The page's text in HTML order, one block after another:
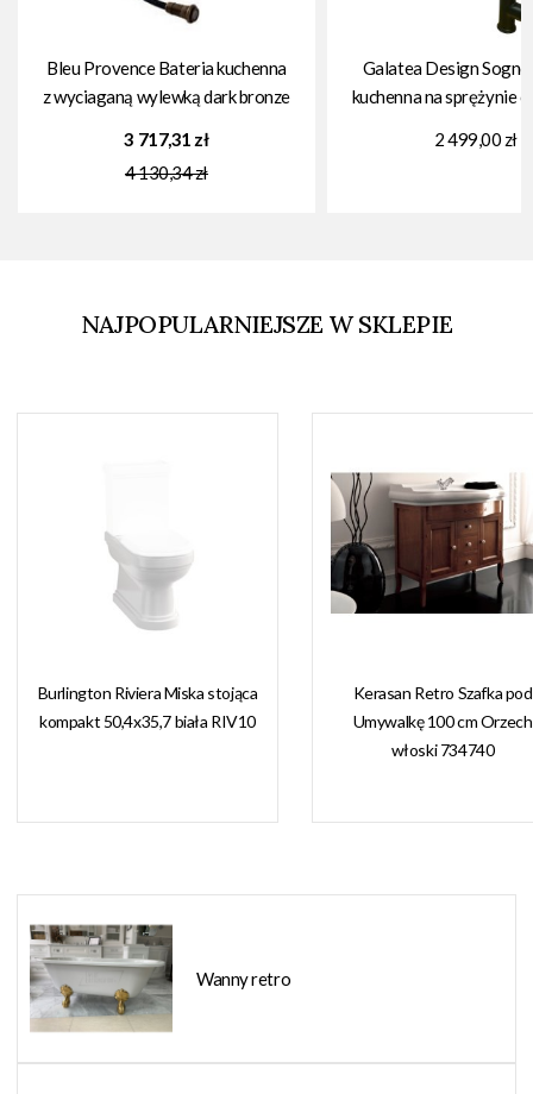
Bleu Provence Bateria kuchenna
z wyciaganą wylewką dark bronze
3 717,31 zł
4 130,34 zł
Galatea Design
kuchenna na sprężynie
2 499,00 zł
NAJPOPULARNIEJSZE W SKLEPIE
Burlington Riviera Miska stojąca
kompakt 50,4x35,7 biała RIV10
Kerasan Retro Szafka pod
Umywalkę 100 cm Orzech
włoski 734740
Wanny retro